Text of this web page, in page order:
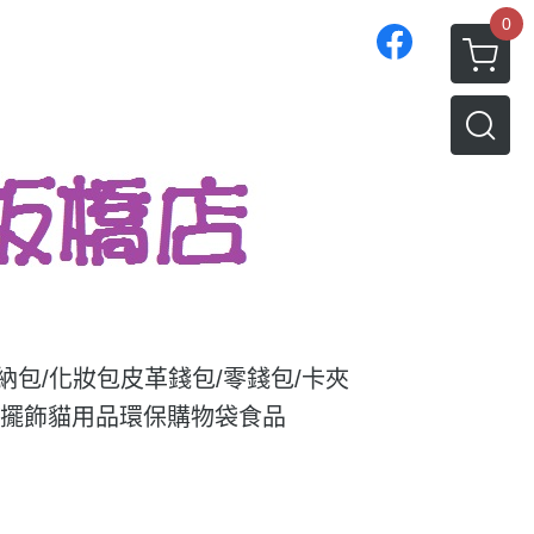
0
包/化妝包皮革錢包/零錢包/卡夾
飾貓用品環保購物袋食品